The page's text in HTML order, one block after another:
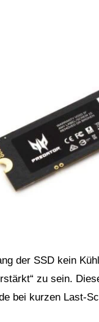
der SSD kein
zu sein.
bei kurzen Last-